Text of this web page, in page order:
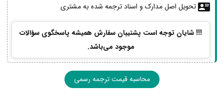
تحویل اصل مدارک و اسناد ترجمه شده به مشتری
!!! شایان توجه است پشتیبان سفارش همیشه پاسخگوی سؤالات
موجود می‌باشد.
محاسبه قیمت ترجمه رسمی